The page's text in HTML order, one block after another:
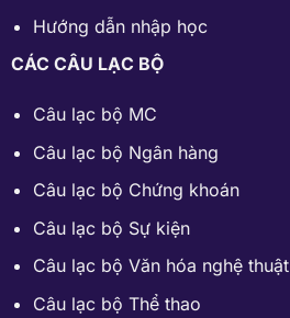
Hướng dẫn nhập học
CÁC CÂU LẠC BỘ
Câu lạc bộ MC
Câu lạc bộ Ngân hàng
Câu lạc bộ Chứng khoán
Câu lạc bộ Sự kiện
Câu lạc bộ Văn hóa nghệ thuật
Câu lạc bộ Thể thao